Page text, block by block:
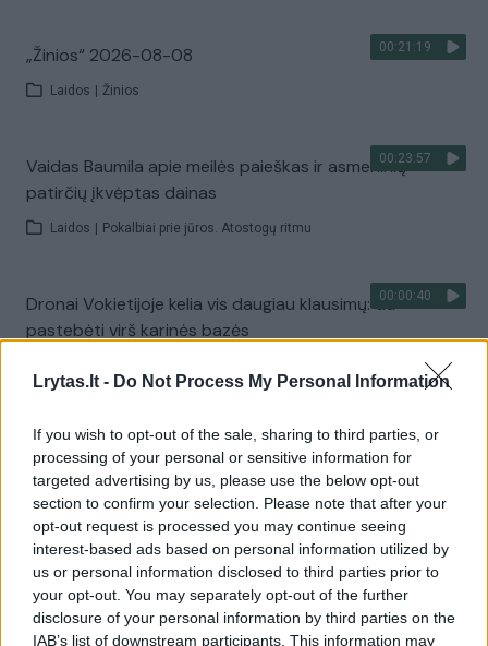
Lrytas.lt - Do Not Process My Personal Information
If you wish to opt-out of the sale, sharing to third parties, or
processing of your personal or sensitive information for
targeted advertising by us, please use the below opt-out
section to confirm your selection. Please note that after your
opt-out request is processed you may continue seeing
interest-based ads based on personal information utilized by
us or personal information disclosed to third parties prior to
your opt-out. You may separately opt-out of the further
disclosure of your personal information by third parties on the
IAB’s list of downstream participants. This information may
00:21:19
„Žinios“ 2026-08-08
Laidos Žinios
00:23:57
Vaidas Baumila apie meilės paieškas ir asmeninių
patirčių įkvėptas dainas
Laidos Pokalbiai prie jūros. Atostogų ritmu
00:00:40
Dronai Vokietijoje kelia vis daugiau klausimų: du
pastebėti virš karinės bazės
Visi įrašai
Žiūrimiausi įrašai
00:00:30
Vaizdai iš tragiškos avarijos Vilniaus r.: dviejų moterų ir